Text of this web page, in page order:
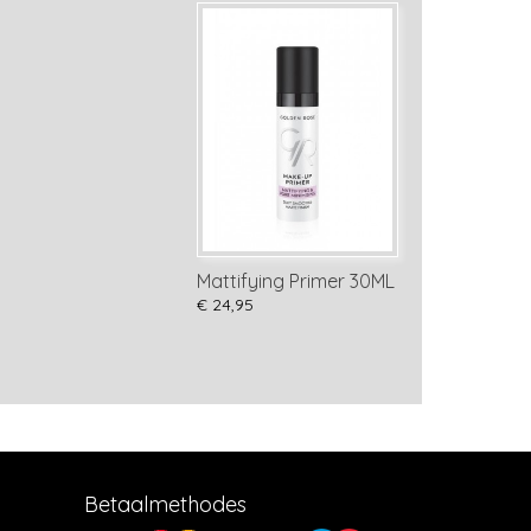
Mattifying Primer 30ML
€ 24,95
Betaalmethodes